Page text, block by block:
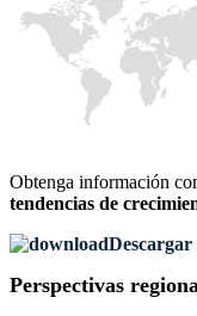
Obtenga información
tendencias de
Perspectivas